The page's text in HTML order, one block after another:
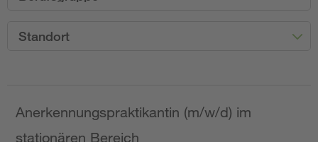
Standort
Anerkennungspraktikantin (m/w/d) im
stationären Bereich